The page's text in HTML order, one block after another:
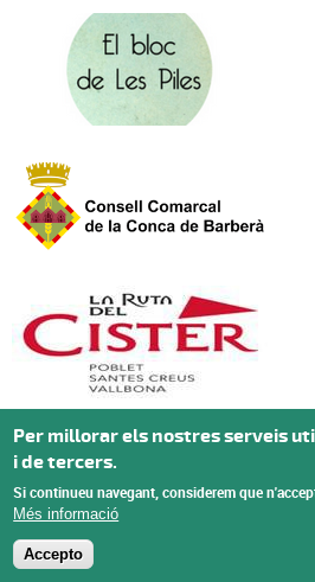
Per millorar els nostres serveis
i de tercers.
Si continueu navegant, considerem que
Més informació
Accepto